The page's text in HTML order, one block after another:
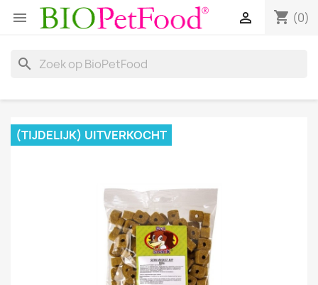
 shopping_cart (0)

search
(TIJDELIJK) UITVERKOCHT